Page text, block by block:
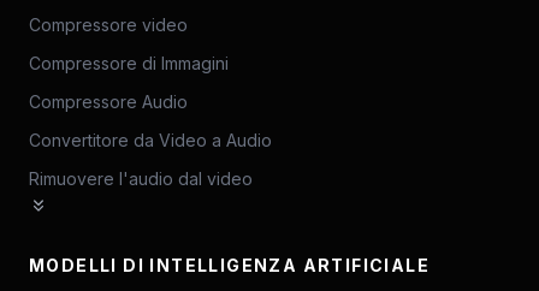
Compressore video
Compressore di Immagini
Compressore Audio
Convertitore da Video a Audio
Rimuovere l'audio dal video
MODELLI DI INTELLIGENZA ARTIFICIALE